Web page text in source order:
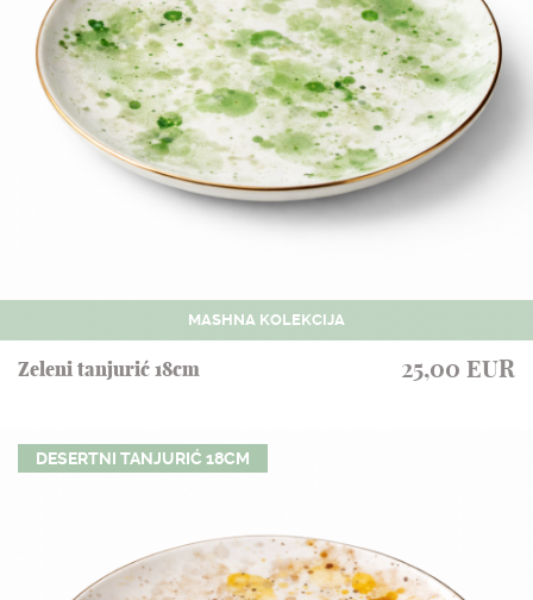
MASHNA KOLEKCIJA
Zeleni tanjurić 18cm 25,00 EUR
DESERTNI TANJURIĆ 18CM